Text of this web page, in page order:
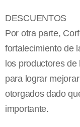
DESCUENTOS
Por otra parte,
fortalecimiento de
los productores
para lograr
otorgados dado
importante.